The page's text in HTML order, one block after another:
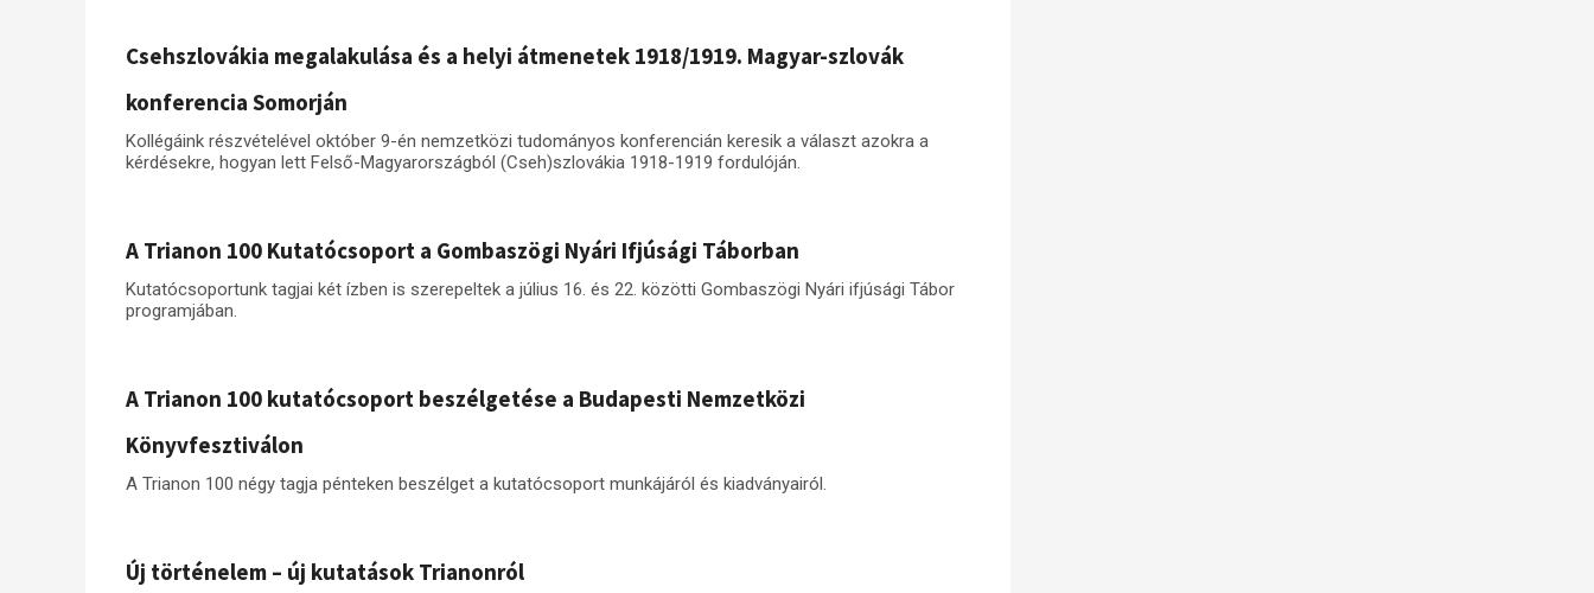
Csehszlovákia megalakulása és a helyi átmenetek 1918/1919. Magyar-szlovák
konferencia Somorján
Kollégáink részvételével október 9-én nemzetközi tudományos konferencián keresik a választ azokra a
kérdésekre, hogyan lett Felső-Magyarországból (Cseh)szlovákia 1918-1919 fordulóján.
A Trianon 100 Kutatócsoport a Gombaszögi Nyári Ifjúsági Táborban
Kutatócsoportunk tagjai két ízben is szerepeltek a július 16. és 22. közötti Gombaszögi Nyári ifjúsági Tábor
programjában.
A Trianon 100 kutatócsoport beszélgetése a Budapesti Nemzetközi
Könyvfesztiválon
A Trianon 100 négy tagja pénteken beszélget a kutatócsoport munkájáról és kiadványairól.
Új történelem – új kutatások Trianonról